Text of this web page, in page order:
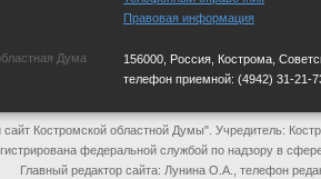
Дума
Правовая информация
156000, Россия, Кострома,
телефон приемной: (4942) 31-21-
Костромской областной Думы". Учредитель:
федеральной службой по надзору в
Главный редактор сайта: Лунина О.А., телефон